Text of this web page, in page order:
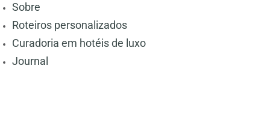
Sobre
Roteiros personalizados
Curadoria em hotéis de luxo
Journal